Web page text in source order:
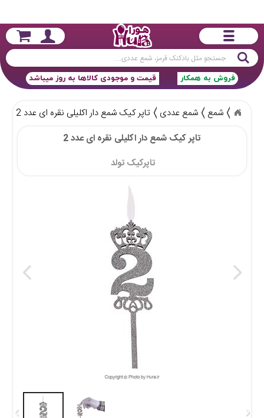
جستجو
قیمت و موجودی کالاها به روز میباشد فروش به همکار
شمع شمع عددی
تاپر کیک شمع دار اکلیلی نقره ای عدد 2
تاپر کیک شمع دار اکلیلی نقره ای عدد 2
تاپرکیک تولد